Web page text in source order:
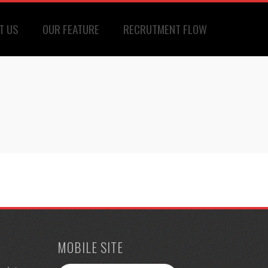
US OUR FEATURE RECRUTMENT FLOW
MOBILE SITE